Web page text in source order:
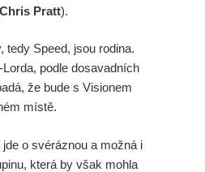
Chris Pratt).
tedy Speed, jsou rodina.
podle dosavadních
že bude s Visionem
místě.
o svéráznou a možná i
která by však mohla